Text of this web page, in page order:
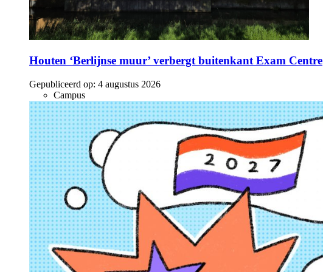
Houten ‘Berlijnse muur’ verbergt buitenkant Exam Centre
Gepubliceerd op: 4 augustus 2026
Campus